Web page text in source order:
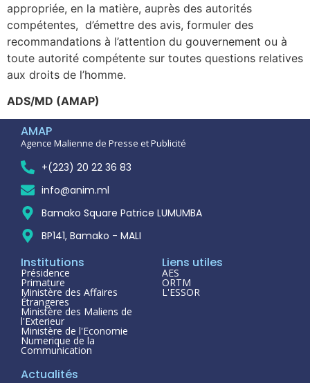
appropriée, en la matière, auprès des autorités
compétentes, d’émettre des avis, formuler des
recommandations à l’attention du gouvernement ou à
toute autorité compétente sur toutes questions relatives
aux droits de l’homme.
ADS/MD (AMAP)
AMAP
Agence Malienne de Presse et Publicité
+(223) 20 22 36 83
info@anim.ml
Bamako Square Patrice LUMUMBA
BP141, Bamako - MALI
Institutions
Présidence
Primature
Ministère des Affaires
Étrangeres
Ministère des Maliens de
l'Exterieur
Ministère de l'Economie
Numerique de la
Communication
Liens utiles
AES
ORTM
L'ESSOR
Actualités